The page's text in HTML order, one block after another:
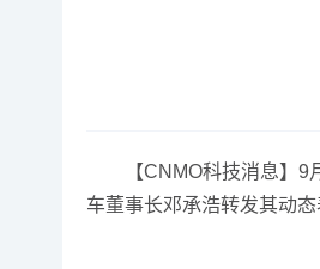
【CNMO科技消息】9月
车董事长邓承浩转发其动